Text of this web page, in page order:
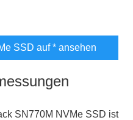
SSD auf* ansehen
SN770M NVMe SSD ist